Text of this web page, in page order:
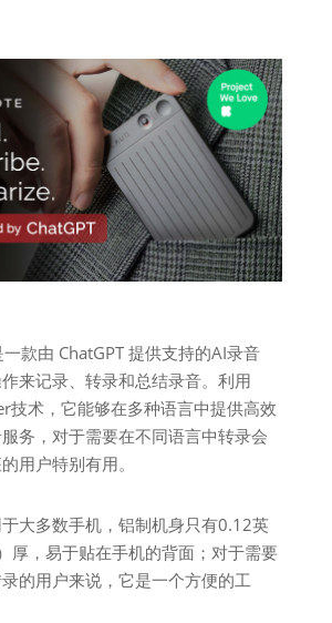
一款由 ChatGPT 提供支持的AI录音
来记录、转录和总结录音。利用
技术，它能够在多种语言中提供高效
务，对于需要在不同语言中转录会
用户特别有用。
大多数手机，铝制机身只有0.12英
厚，易于贴在手机的背面；对于需要
的用户来说，它是一个方便的工